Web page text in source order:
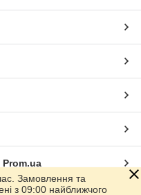
Prom.ua
Замовлення та
з 09:00 найближчого